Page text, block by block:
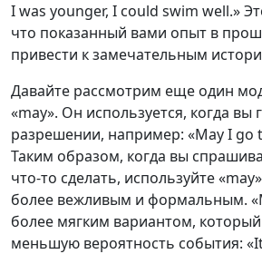
I was younger, I could swim well.»
что показанный вами опыт в
привести к замечательным
Давайте рассмотрим еще один
«may». Он используется, когда вы
разрешении, например: «May I go
Таким образом, когда вы
что-то сделать, используйте
более вежливым и формальным.
более мягким вариантом, который
меньшую вероятность события: